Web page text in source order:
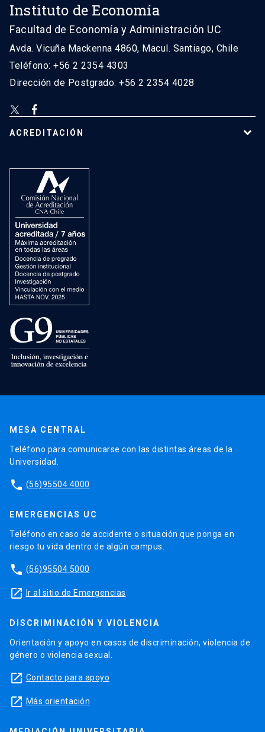
Instituto de Economía
Facultad de Economía y Administración UC
Avda. Vicuña Mackenna 4860, Macul. Santiago, Chile
Teléfono: +56 2 2354 4303
Dirección de Postgrado: +56 2 2354 4028
ACREDITACIÓN
MESA CENTRAL
Teléfono para comunicarse con las distintas áreas de la
Universidad.
phone (56)95504 4000
EMERGENCIAS UC
Teléfono en caso de accidente o situación que ponga en
riesgo tu vida dentro de algún campus.
phone (56)95504 5000
launch Ir al sitio de Emergencias
DISCRIMINACIÓN Y VIOLENCIA
Orientación y apoyo en casos de discriminación, violencia de
género o violencia sexual.
launch Contacto para apoyo
launch Más orientación